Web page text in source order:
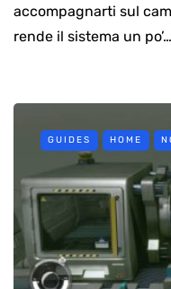
accompagnarti sul
rende il sistema un po’…
GUIDES HOME